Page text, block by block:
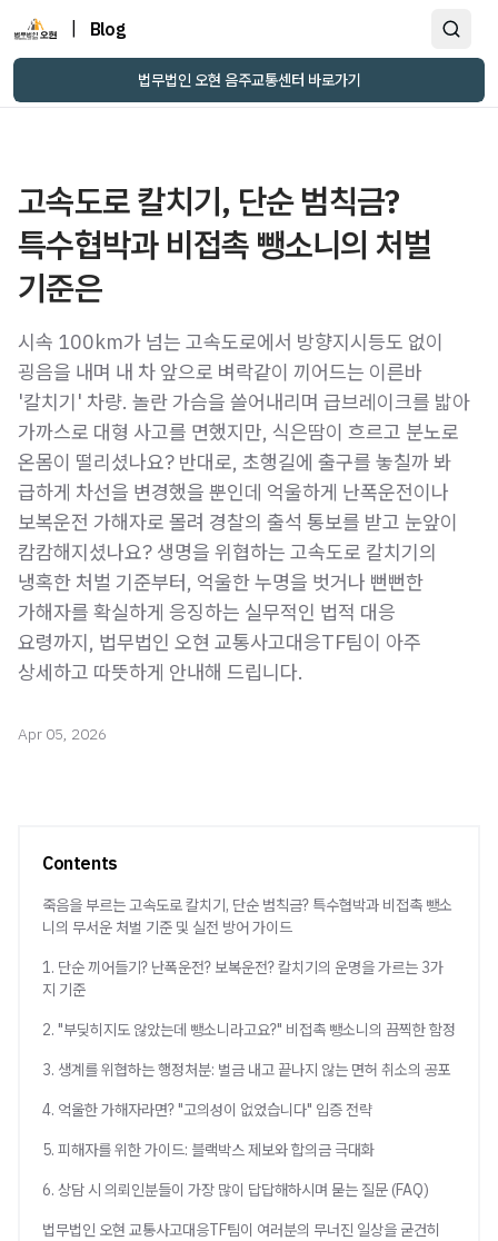
Blog
법무법인 오현 음주교통센터 바로가기
고속도로 칼치기, 단순 범칙금?
특수협박과 비접촉 뺑소니의 처벌
기준은
시속 100km가 넘는 고속도로에서 방향지시등도 없이
굉음을 내며 내 차 앞으로 벼락같이 끼어드는 이른바
'칼치기' 차량. 놀란 가슴을 쓸어내리며 급브레이크를 밟아
가까스로 대형 사고를 면했지만, 식은땀이 흐르고 분노로
온몸이 떨리셨나요? 반대로, 초행길에 출구를 놓칠까 봐
급하게 차선을 변경했을 뿐인데 억울하게 난폭운전이나
보복운전 가해자로 몰려 경찰의 출석 통보를 받고 눈앞이
캄캄해지셨나요? 생명을 위협하는 고속도로 칼치기의
냉혹한 처벌 기준부터, 억울한 누명을 벗거나 뻔뻔한
가해자를 확실하게 응징하는 실무적인 법적 대응
요령까지, 법무법인 오현 교통사고대응TF팀이 아주
Apr 05, 2026
Contents
죽음을 부르는 고속도로 칼치기, 단순 범칙금? 특수협박과 비접촉 뺑소
니의 무서운 처벌 기준 및 실전 방어 가이드
1. 단순 끼어들기? 난폭운전? 보복운전? 칼치기의 운명을 가르는 3가
지 기준
2. "부딪히지도 않았는데 뺑소니라고요?" 비접촉 뺑소니의 끔찍한 함정
3. 생계를 위협하는 행정처분: 벌금 내고 끝나지 않는 면허 취소의 공포
4. 억울한 가해자라면? "고의성이 없었습니다" 입증 전략
5. 피해자를 위한 가이드: 블랙박스 제보와 합의금 극대화
6. 상담 시 의뢰인분들이 가장 많이 답답해하시며 묻는 질문 (FAQ)
법무법인 오현 교통사고대응TF팀이 여러분의 무너진 일상을 굳건히